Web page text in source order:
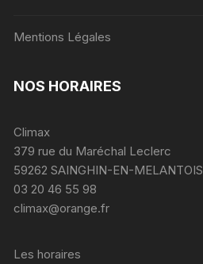
Mentions Légales
NOS HORAIRES
Climax
379 rue du Maréchal Leclerc
59262 SAINGHIN-EN-MELANTOIS
03 20 46 55 98
climax@orange.fr
Les horaires